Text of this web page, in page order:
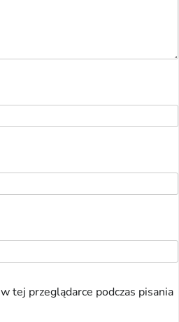
tej przeglądarce podczas pisania